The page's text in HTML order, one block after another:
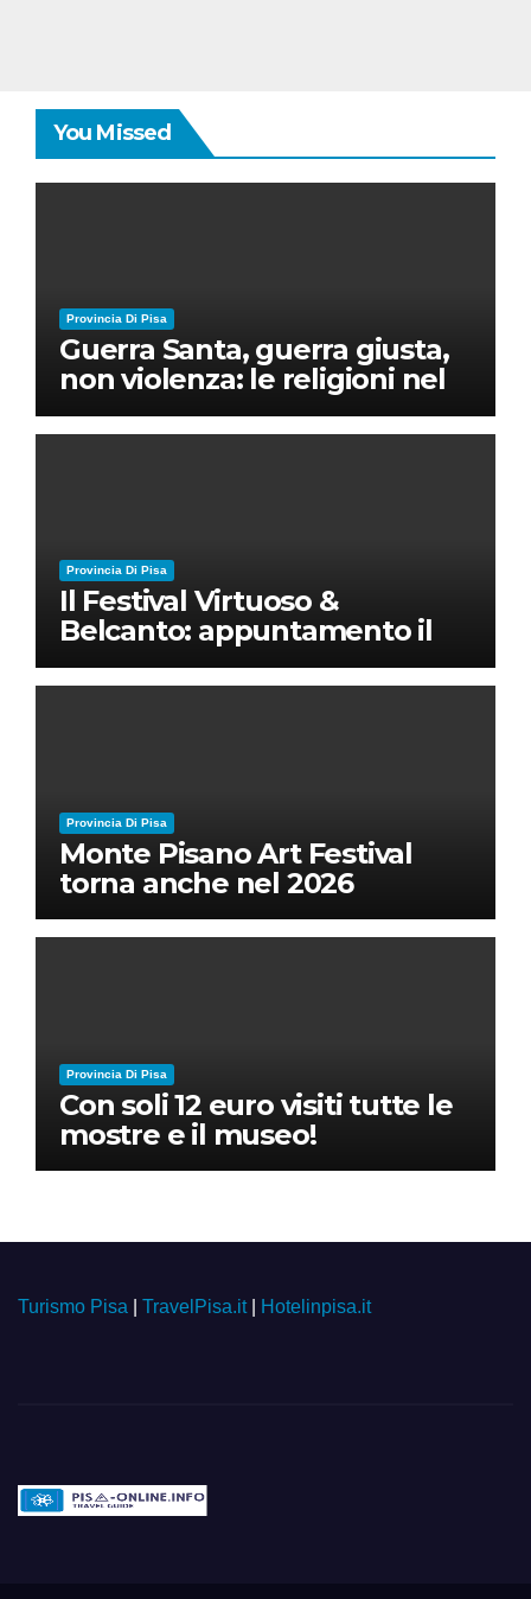
You Missed
Provincia Di Pisa
Guerra Santa, guerra giusta,
non violenza: le religioni nel
nuovo disordine mondiale
Provincia Di Pisa
Il Festival Virtuoso &
Belcanto: appuntamento il
28 luglio a Palazzo Blu con
Ruben Micieli
Provincia Di Pisa
Monte Pisano Art Festival
torna anche nel 2026
Provincia Di Pisa
Con soli 12 euro visiti tutte le
mostre e il museo!
Turismo Pisa TravelPisa.it| Hotelinpisa.it